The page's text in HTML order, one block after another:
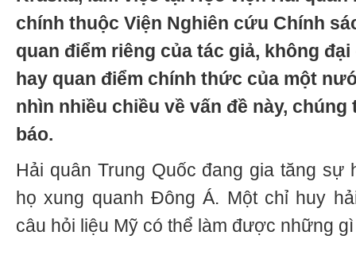
chính thuộc Viện Nghiên cứu Chính
quan điểm riêng của tác giả, không
hay quan điểm chính thức của một
nhìn nhiều chiều về vấn đề này,
báo.
Hải quân Trung Quốc đang gia tăng sự
họ xung quanh Đông Á. Một chỉ huy
câu hỏi liệu Mỹ có thể làm được những